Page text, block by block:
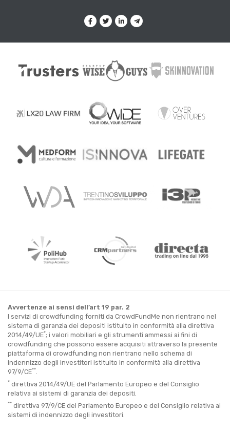
Avvertenze ai sensi dell’art 19 par. 2
I servizi di crowdfunding forniti da CrowdFundMe non rientrano nel
sistema di garanzia dei depositi istituito in conformità alla direttiva
2014/49/UE*; i valori mobiliari e gli strumenti ammessi ai fini di
crowdfunding che possono essere acquisiti attraverso la presente
piattaforma di crowdfunding non rientrano nello schema di
indennizzo degli investitori istituito in conformità alla direttiva
97/9/CE**
* direttiva 2014/49/UE del Parlamento Europeo e del Consiglio
relativa ai sistemi di garanzia dei depositi.
** direttiva 97/9/CE del Parlamento Europeo e del Consiglio relativa ai
sistemi di indennizzo degli investitori.